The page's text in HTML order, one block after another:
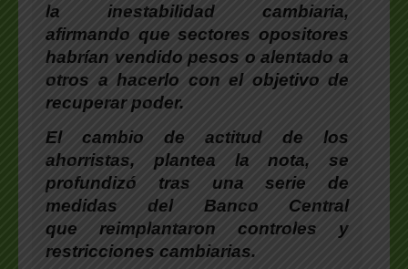
la inestabilidad cambiaria,
afirmando que sectores opositores
habrían vendido pesos o alentado a
otros a hacerlo con el objetivo de
recuperar poder.
El cambio de actitud de los
ahorristas, plantea la nota, se
profundizó tras una serie de
medidas del Banco Central
que reimplantaron controles y
restricciones cambiarias.